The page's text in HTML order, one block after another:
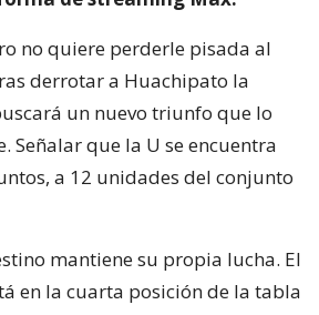
no quiere perderle pisada al
derrotar a Huachipato la
un nuevo triunfo que lo
Señalar que la U se encuentra
a 12 unidades del conjunto
mantiene su propia lucha. El
en la cuarta posición de la tabla